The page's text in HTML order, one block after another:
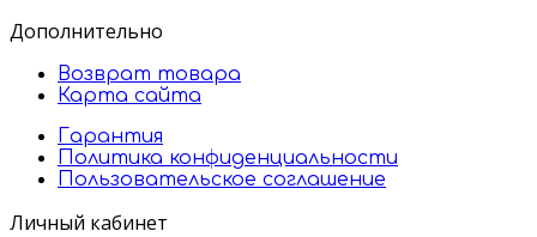
Дополнительно
Возврат товара
Карта сайта
Гарантия
Политика конфиденциальности
Пользовательское соглашение
Личный кабинет